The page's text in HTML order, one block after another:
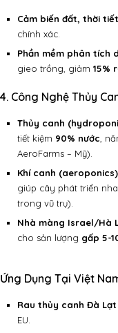
Cảm biến đất, thời tiết
chính xác.
Phần mềm phân tích
gieo trồng, giảm 15%
4. Công Nghệ Thủy
Thủy canh
tiết kiệm 90% nước ,
AeroFarms – Mỹ).
Khí canh (aeroponics)
giúp cây phát triển
trong vũ trụ).
Nhà màng Israel/Hà
cho sản lượng gấp 5-
Ứng Dụng Tại Việt
Rau thủy canh Đà Lạt
EU.